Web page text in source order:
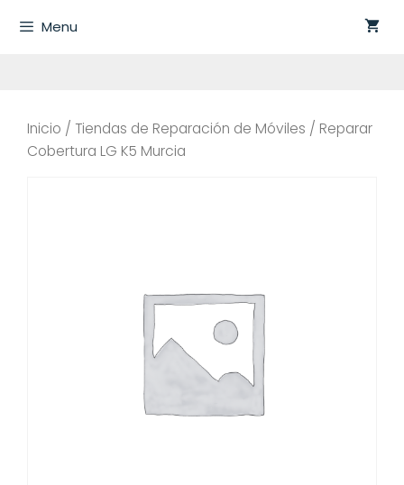
Menu
Inicio / Tiendas de Reparación de Móviles / Reparar
Cobertura LG K5 Murcia